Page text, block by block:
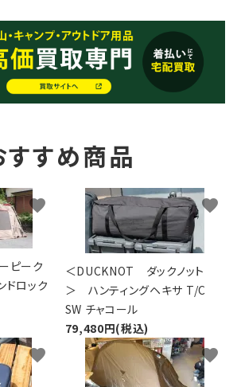
すすめ商品
ピーク
ロック
favorite
＜DUCKNOT ダックノット
＞ ハンティングヘキサ T/C
SW チャコール
79,480円(税込)
favorite
favorite favorite